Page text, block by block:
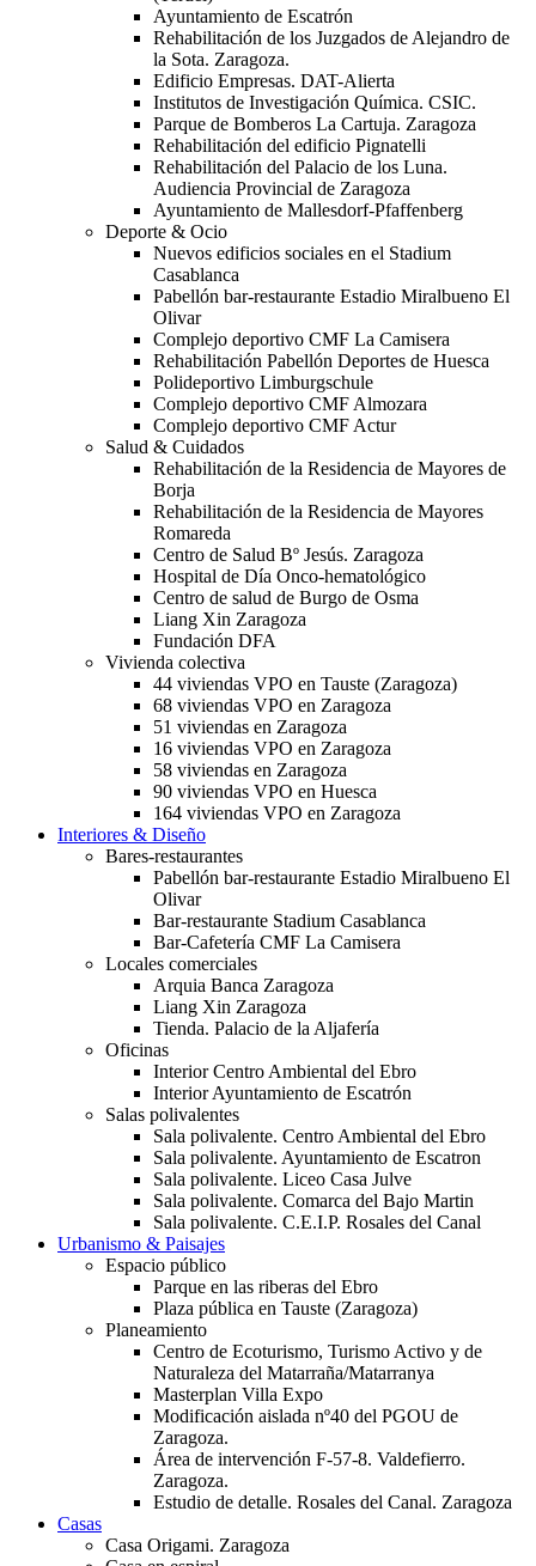
Ayuntamiento de Escatrón
Rehabilitación de los Juzgados de Alejandro de
la Sota. Zaragoza.
Edificio Empresas. DAT-Alierta
Institutos de Investigación Química. CSIC.
Parque de Bomberos La Cartuja. Zaragoza
Rehabilitación del edificio Pignatelli
Rehabilitación del Palacio de los Luna.
Audiencia Provincial de Zaragoza
Ayuntamiento de Mallesdorf-Pfaffenberg
Deporte & Ocio
Nuevos edificios sociales en el Stadium
Casablanca
Pabellón bar-restaurante Estadio Miralbueno El
Olivar
Complejo deportivo CMF La Camisera
Rehabilitación Pabellón Deportes de Huesca
Polideportivo Limburgschule
Complejo deportivo CMF Almozara
Complejo deportivo CMF Actur
Salud & Cuidados
Rehabilitación de la Residencia de Mayores de
Borja
Rehabilitación de la Residencia de Mayores
Romareda
Centro de Salud Bº Jesús. Zaragoza
Hospital de Día Onco-hematológico
Centro de salud de Burgo de Osma
Liang Xin Zaragoza
Fundación DFA
Vivienda colectiva
44 viviendas VPO en Tauste (Zaragoza)
68 viviendas VPO en Zaragoza
51 viviendas en Zaragoza
16 viviendas VPO en Zaragoza
58 viviendas en Zaragoza
90 viviendas VPO en Huesca
164 viviendas VPO en Zaragoza
Interiores & Diseño
Bares-restaurantes
Pabellón bar-restaurante Estadio Miralbueno El
Olivar
Bar-restaurante Stadium Casablanca
Bar-Cafetería CMF La Camisera
Locales comerciales
Arquia Banca Zaragoza
Liang Xin Zaragoza
Tienda. Palacio de la Aljafería
Oficinas
Interior Centro Ambiental del Ebro
Interior Ayuntamiento de Escatrón
Salas polivalentes
Sala polivalente. Centro Ambiental del Ebro
Sala polivalente. Ayuntamiento de Escatron
Sala polivalente. Liceo Casa Julve
Sala polivalente. Comarca del Bajo Martin
Sala polivalente. C.E.I.P. Rosales del Canal
Urbanismo & Paisajes
Espacio público
Parque en las riberas del Ebro
Plaza pública en Tauste (Zaragoza)
Planeamiento
Centro de Ecoturismo, Turismo Activo y de
Naturaleza del Matarraña/Matarranya
Masterplan Villa Expo
Modificación aislada nº40 del PGOU de
Zaragoza.
Área de intervención F-57-8. Valdefierro.
Zaragoza.
Estudio de detalle. Rosales del Canal. Zaragoza
Casas
Casa Origami. Zaragoza